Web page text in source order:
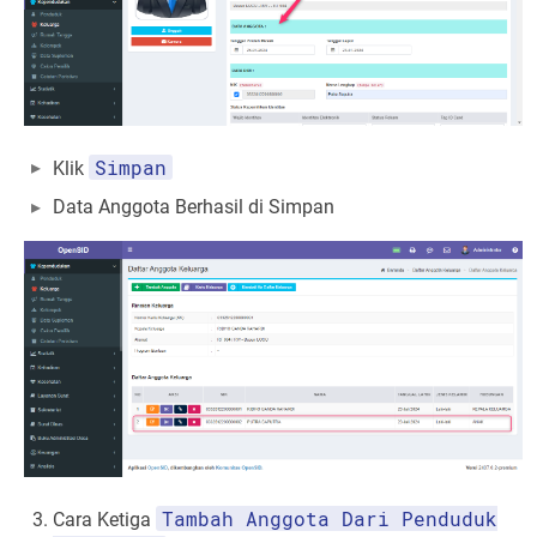
Klik Simpan
Data Anggota Berhasil di Simpan
Cara Ketiga Tambah Anggota Dari Penduduk